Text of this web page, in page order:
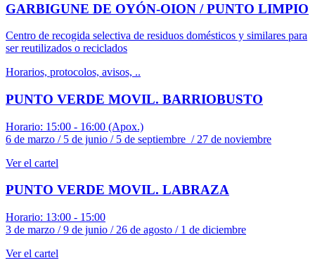
GARBIGUNE DE OYÓN-OION / PUNTO LIMPIO
Centro de recogida selectiva de residuos domésticos y similares para
ser reutilizados o reciclados
Horarios, protocolos, avisos, ..
PUNTO VERDE MOVIL. BARRIOBUSTO
Horario: 15:00 - 16:00 (Apox.)
6 de marzo / 5 de junio / 5 de septiembre / 27 de noviembre
Ver el cartel
PUNTO VERDE MOVIL. LABRAZA
Horario: 13:00 - 15:00
3 de marzo / 9 de junio / 26 de agosto / 1 de diciembre
Ver el cartel